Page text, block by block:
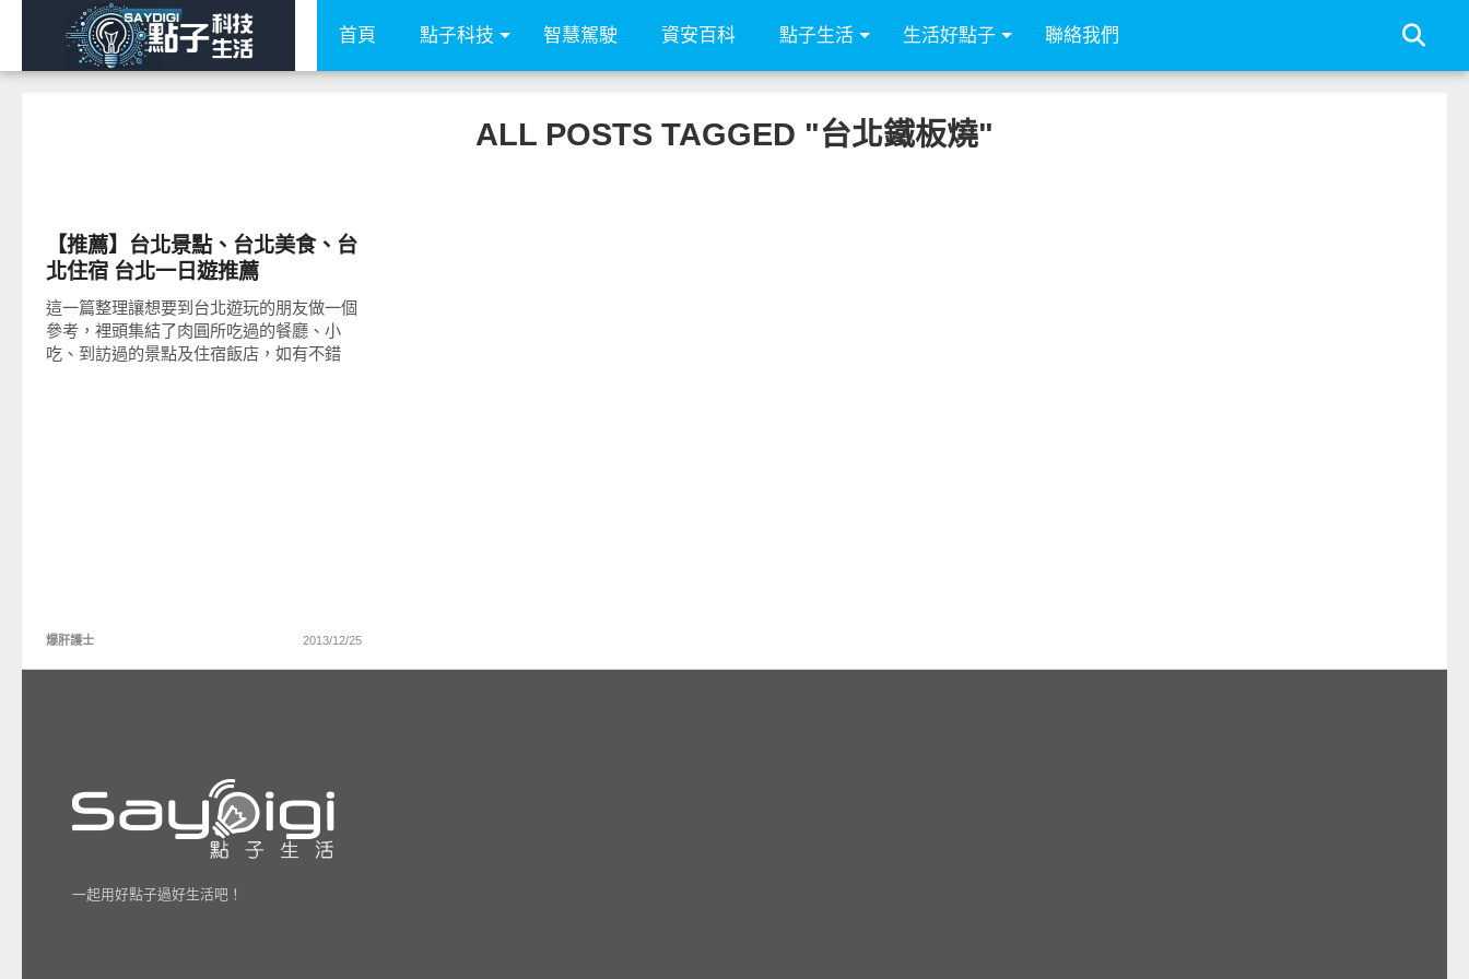
首頁 點子科技 智慧駕駛 資安百科 點子生活 生活好點子 聯絡我們
ALL POSTS TAGGED "台北鐵板燒"
【推薦】台北景點、台北美食、台
北住宿 台北一日遊推薦
這一篇整理讓想要到台北遊玩的朋友做一個
參考，裡頭集結了肉圓所吃過的餐廳、小
吃、到訪過的景點及住宿飯店，如有不錯
爆肝護士 2013/12/25
一起用好點子過好生活吧！